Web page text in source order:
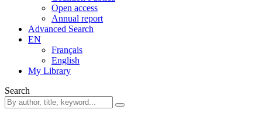
Open access
Annual report
Advanced Search
EN
Français
English
My Library
Search